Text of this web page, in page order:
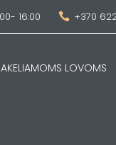
16:00  +370
LOVOMS